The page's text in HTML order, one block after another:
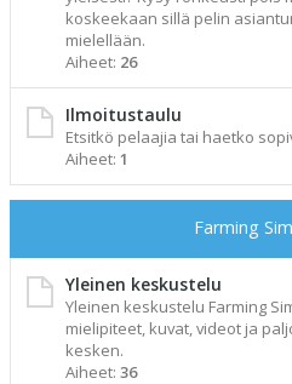
koskeekaan sillä pelin
mielellään.
Aiheet: 26
Ilmoitustaulu
Etsitkö pelaajia tai haetko
Aiheet: 1
Farming
Yleinen keskustelu
Yleinen keskustelu Farming
mielipiteet, kuvat, videot ja
kesken.
Aiheet: 36